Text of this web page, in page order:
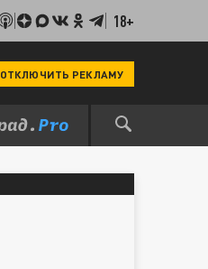
18+
ОТКЛЮЧИТЬ РЕКЛАМУ